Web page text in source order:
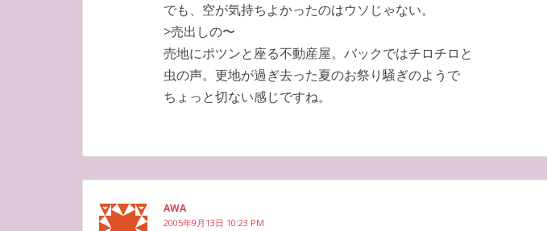
でも、空が気持ちよかったのはウソじゃない。
>売出しの〜
売地にポツンと座る不動産屋。バックではチロチロと
虫の声。更地が過ぎ去った夏のお祭り騒ぎのようで
ちょっと切ない感じですね。
AWA
2005年9月13日 10:23 PM